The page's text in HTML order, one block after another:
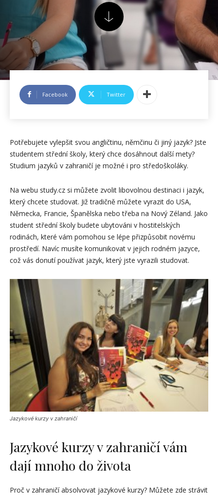
Facebook Twitter
Potřebujete vylepšit svou angličtinu, němčinu či jiný jazyk? Jste
studentem střední školy, který chce dosáhnout další mety?
Studium jazyků v zahraničí je možné i pro středoškoláky.
Na webu study.cz si můžete zvolit libovolnou destinaci i jazyk,
který chcete studovat. Již tradičně můžete vyrazit do USA,
Německa, Francie, Španělska nebo třeba na Nový Zéland. Jako
student střední školy budete ubytováni v hostitelských
rodinách, které vám pomohou se lépe přizpůsobit novému
prostředí. Navíc musíte komunikovat v jejich rodném jazyce,
což vás donutí používat jazyk, který jste vyrazili studovat.
Jazykové kurzy v zahraničí
Jazykové kurzy v zahraničí vám
dají mnoho do života
Proč v zahraničí absolvovat jazykové kurzy? Můžete zde strávit